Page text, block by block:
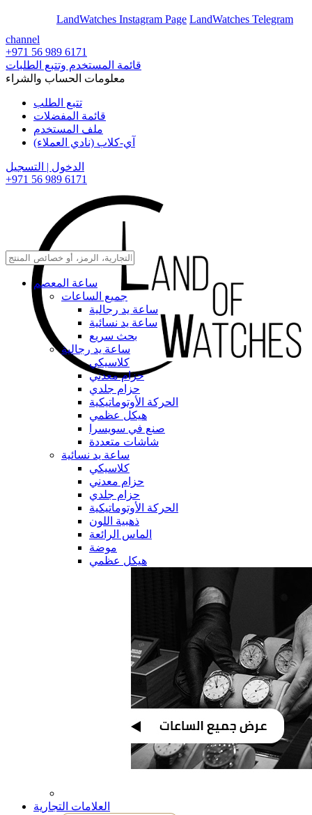
LandWatches Instagram Page LandWatches Telegram
channel
+971 56 989 6171
قائمة المستخدم وتتبع الطلبات
معلومات الحساب والشراء
تتبع الطلب
قائمة المفضلات
ملف المستخدم
آي-كلاب (نادي العملاء)
الدخول | التسجيل
+971 56 989 6171
ساعة المعصم
جميع الساعات
ساعة يد رجالية
ساعة يد نسائية
بحث سريع
ساعة يد رجالية
كلاسيكي
حزام معدني
حزام جلدي
الحركة الأوتوماتيكية
هيكل عظمي
صنع في سويسرا
شاشات متعددة
ساعة يد نسائية
كلاسيكي
حزام معدني
حزام جلدي
الحركة الأوتوماتيكية
ذهبية اللون
الماس الرائعة
موضة
هيكل عظمي
العلامات التجارية